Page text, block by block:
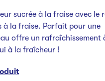
sucrée à la fraise avec le
à la fraise. Parfait pour une
offre un rafraîchissement
à la fraîcheur !